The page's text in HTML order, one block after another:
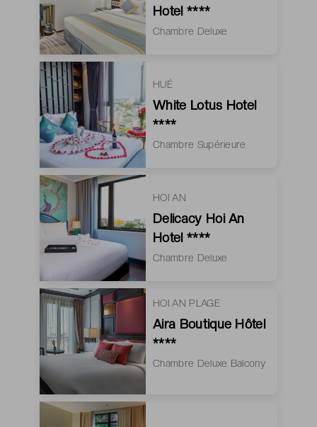
Hotel ****
Chambre Deluxe
HUÉ
White Lotus Hotel
****
Chambre Supérieure
HOI AN
Delicacy Hoi An
Hotel ****
Chambre Deluxe
HOI AN PLAGE
Aira Boutique Hôtel
****
Chambre Deluxe Balcony